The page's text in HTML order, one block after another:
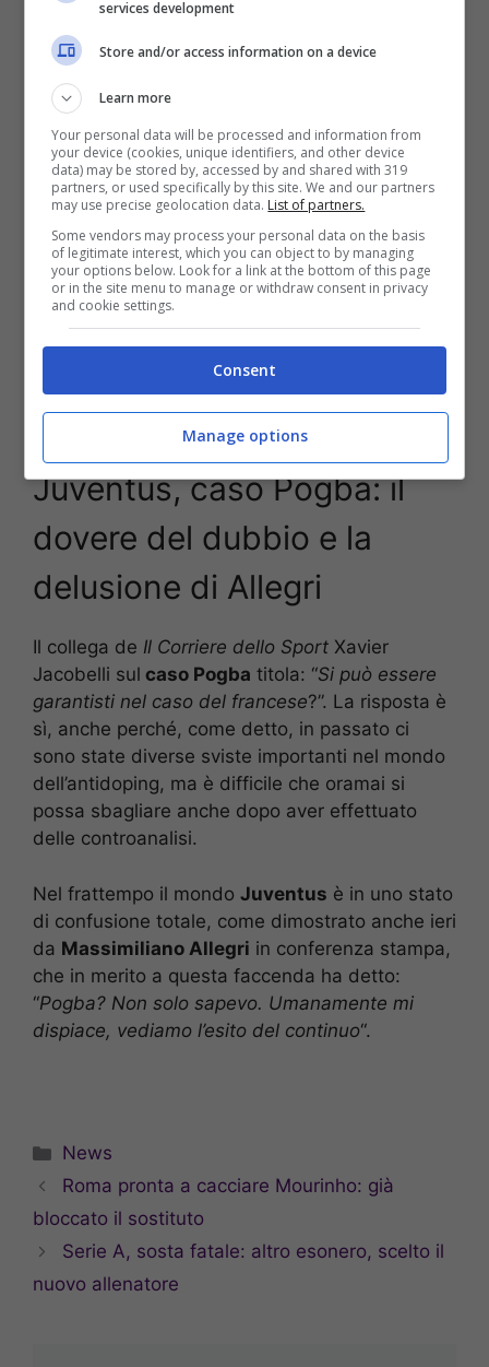
SecondoIl Corriere dello Sport
centrocampista francesequalora dovesse
essere confermata la colpevolezza in merito a
questo discorso del doping. In questi giorni si
sono ipotizzate tante cose, e si è parlato anche
di possibili tempistiche, ma la realtà dei fatti è
che Pogba rischia fino a due anni di
squalifica.
Staremo a vedere cosa alla fine verrò scelto, nel
frattempo a breve dovrebbe esserci anche
l’audizione del francese.
Juventus, caso Pogba: il
dovere del dubbio e la
delusione di Allegri
Il collega de Il Corriere dello Sport Xavier
Jacobelli sul caso Pogba titola: “Si può essere
garantisti nel caso del francese?”. La risposta è
sì, anche perché, come detto, in passato ci
sono state diverse sviste importanti nel mondo
dell’antidoping, ma è difficile che oramai si
possa sbagliare anche dopo aver effettuato
delle controanalisi.
Nel frattempo il mondo Juventus è in uno stato
di confusione totale, come dimostrato anche ieri
da Massimiliano Allegri in conferenza stampa,
che in merito a questa faccenda ha detto:
“Pogba? Non solo sapevo. Umanamente mi
dispiace, vediamo l’esito del continuo“.
Categorie
News
Roma pronta a cacciare Mourinho: già
bloccato il sostituto
Serie A, sosta fatale: altro esonero, scelto il
nuovo allenatore
services development
Store and/or access information on a device
Learn more
Your personal data will be processed and information from
your device (cookies, unique identifiers, and other device
data) may be stored by, accessed by and shared with 319
partners, or used specifically by this site. We and our partners
may use precise geolocation data. List of partners.
Some vendors may process your personal data on the basis
of legitimate interest, which you can object to by managing
your options below. Look for a link at the bottom of this page
or in the site menu to manage or withdraw consent in privacy
and cookie settings.
Consent
Manage options